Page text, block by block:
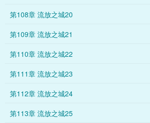
第108章 流放之城20
第109章 流放之城21
第110章 流放之城22
第111章 流放之城23
第112章 流放之城24
第113章 流放之城25